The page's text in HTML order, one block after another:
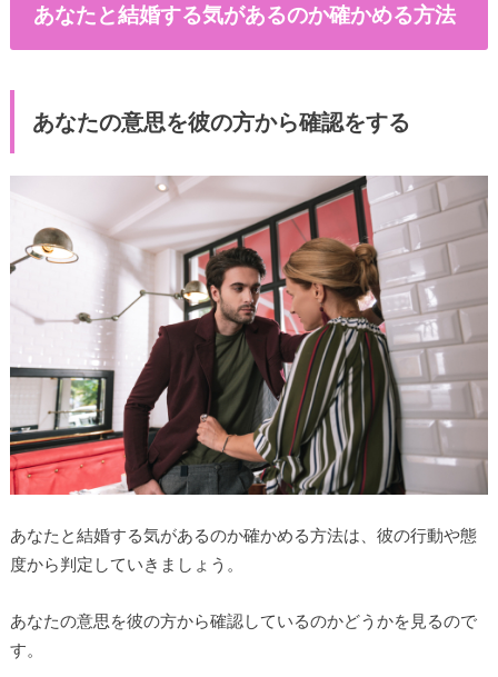
あなたと結婚する気があるのか確かめる方法
あなたの意思を彼の方から確認をする
あなたと結婚する気があるのか確かめる方法は、彼の行動や態
度から判定していきましょう。
あなたの意思を彼の方から確認しているのかどうかを見るので
す。